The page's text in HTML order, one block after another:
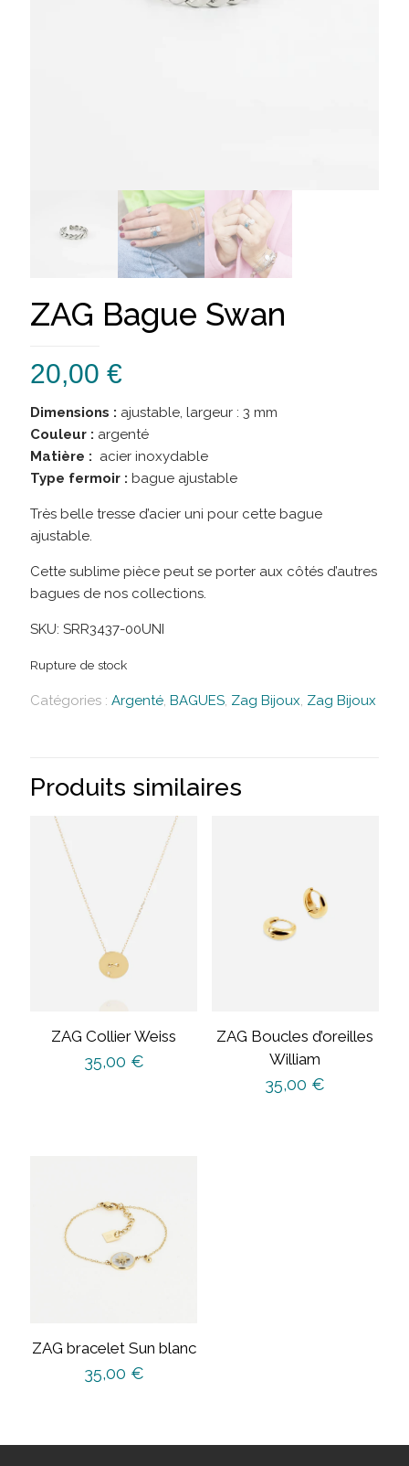
ZAG Bague Swan
20,00 €
Dimensions : ajustable, largeur : 3 mm
Couleur : argenté
Matière : acier inoxydable
Type fermoir : bague ajustable
Très belle tresse d’acier uni pour cette bague
ajustable.
Cette sublime pièce peut se porter aux côtés d’autres
bagues de nos collections.
SKU: SRR3437-00UNI
Rupture de stock
Catégories : Argenté, BAGUES, Zag Bijoux, Zag Bijoux
Produits similaires
ZAG Collier Weiss
35,00 €
ZAG Boucles d’oreilles
William
35,00 €
ZAG bracelet Sun blanc
35,00 €